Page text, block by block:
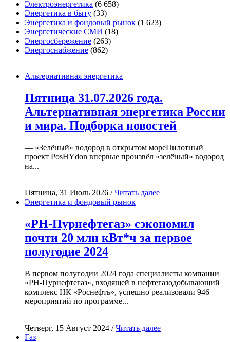
Электроэнергетика (6 658)
Энергетика в быту (33)
Энергетика и фондовый рынок (1 623)
Энергетические СМИ (18)
Энергосбережение (263)
Энергоснабжение (862)
Альтернативная энергетика
Пятница 31.07.2026 года.
Альтернативная энергетика России
и мира. Подборка новостей
— «Зелёный» водород в открытом мореПилотный
проект PosHYdon впервые произвёл «зелёный» водород
на...
Пятница, 31 Июль 2026 /Читать далее
Энергетика и фондовый рынок
«РН-Пурнефтегаз» сэкономил
почти 20 млн кВт*ч за первое
полугодие 2024
В первом полугодии 2024 года специалисты компании
«РН-Пурнефтегаз», входящей в нефтегазодобывающий
комплекс НК «Роснефть», успешно реализовали 946
мероприятий по программе...
Четверг, 15 Август 2024 /Читать далее
Газ